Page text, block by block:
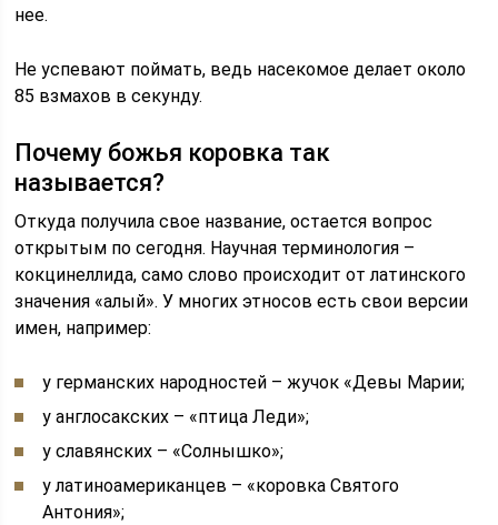
нее.
Не успевают поймать, ведь насекомое делает около
85 взмахов в секунду.
Почему божья коровка так
называется?
Откуда получила свое название, остается вопрос
открытым по сегодня. Научная терминология –
кокцинеллида, само слово происходит от латинского
значения «алый». У многих этносов есть свои версии
имен, например:
у германских народностей – жучок «Девы Марии;
у англосакских – «птица Леди»;
у славянских – «Солнышко»;
у латиноамериканцев – «коровка Святого
Антония»;